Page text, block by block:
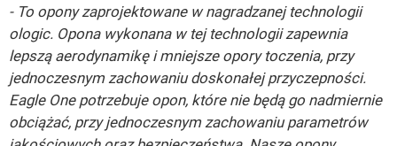
- To opony zaprojektowane w nagradzanej technologii
ologic. Opona wykonana w tej technologii zapewnia
lepszą aerodynamikę i mniejsze opory toczenia, przy
jednoczesnym zachowaniu doskonałej przyczepności.
Eagle One potrzebuje opon, które nie będą go nadmiernie
obciążać, przy jednoczesnym zachowaniu parametrów